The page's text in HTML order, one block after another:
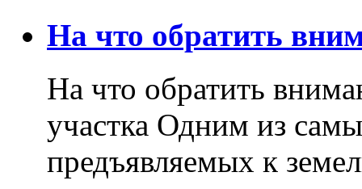
На что обратить
На что обратить
участка Одним из
предъявляемых к